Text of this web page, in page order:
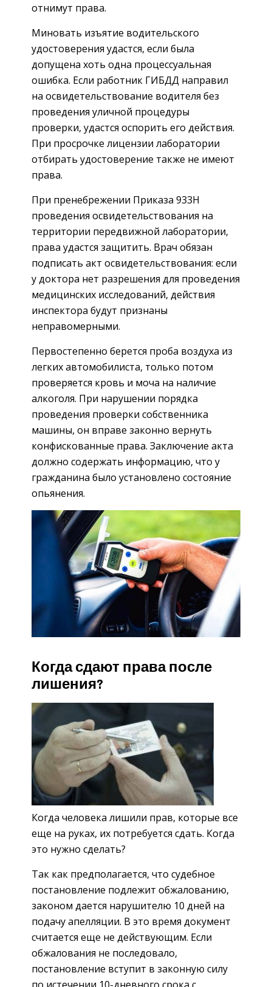
отнимут права.
Миновать изъятие водительского
удостоверения удастся, если была
допущена хоть одна процессуальная
ошибка. Если работник ГИБДД направил
на освидетельствование водителя без
проведения уличной процедуры
проверки, удастся оспорить его действия.
При просрочке лицензии лаборатории
отбирать удостоверение также не имеют
права.
При пренебрежении Приказа 933Н
проведения освидетельствования на
территории передвижной лаборатории,
права удастся защитить. Врач обязан
подписать акт освидетельствования: если
у доктора нет разрешения для проведения
медицинских исследований, действия
инспектора будут признаны
неправомерными.
Первостепенно берется проба воздуха из
легких автомобилиста, только потом
проверяется кровь и моча на наличие
алкоголя. При нарушении порядка
проведения проверки собственника
машины, он вправе законно вернуть
конфискованные права. Заключение акта
должно содержать информацию, что у
гражданина было установлено состояние
опьянения.
Когда сдают права после
лишения?
Когда человека лишили прав, которые все
еще на руках, их потребуется сдать. Когда
это нужно сделать?
Так как предполагается, что судебное
постановление подлежит обжалованию,
законом дается нарушителю 10 дней на
подачу апелляции. В это время документ
считается еще не действующим. Если
обжалования не последовало,
постановление вступит в законную силу